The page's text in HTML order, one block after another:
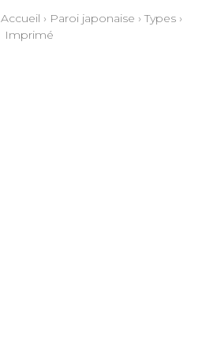
Accueil › Paroi japonaise ›Types›
Imprimé